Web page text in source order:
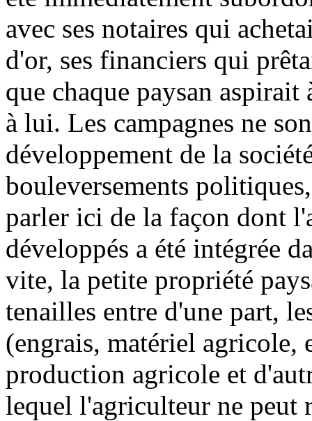
avec ses notaires qui
d'or, ses financiers qui
que chaque paysan
à lui. Les campagnes ne
développement de la
bouleversements
parler ici de la façon dont
développés a été intégrée
vite, la petite propriété
tenailles entre d'une part,
(engrais, matériel agricole,
production agricole et
lequel l'agriculteur ne peut